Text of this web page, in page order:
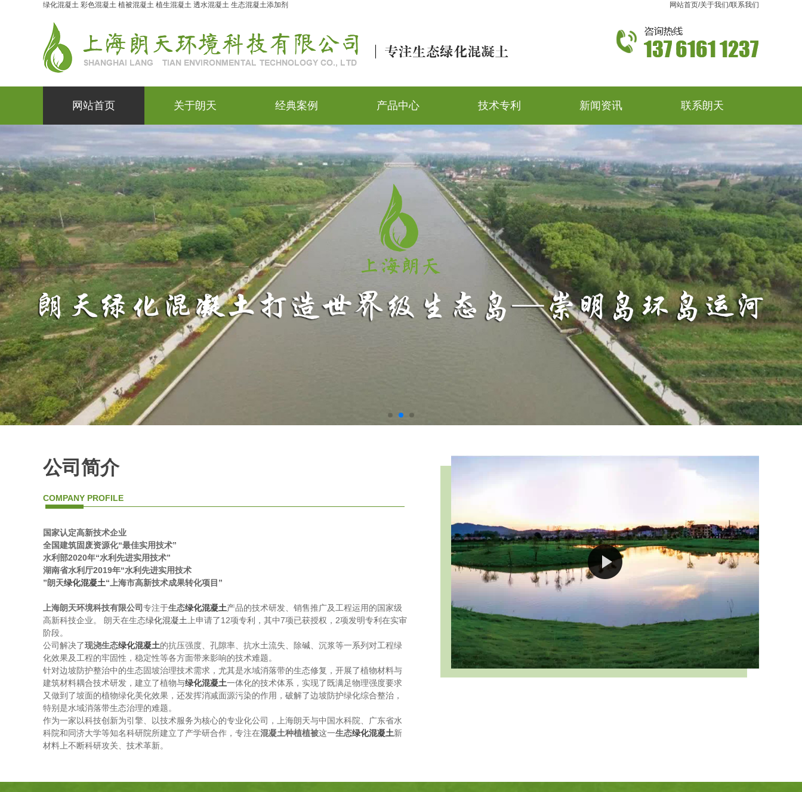
绿化混凝土 彩色混凝土 植被混凝土 植生混凝土 透水混凝土 生态混凝土添加剂 网站首页/关于我们/联系我们
网站首页 关于朗天 经典案例 产品中心 技术专利 新闻资讯 联系朗天
公司简介
COMPANY PROFILE
国家认定高新技术企业
全国建筑固废资源化“最佳实用技术”
水利部2020年“水利先进实用技术”
湖南省水利厅2019年“水利先进实用技术
”朗天绿化混凝土“ 上海市高新技术成果转化项目 ”
上海朗天环境科技有限公司专注于生态绿化混凝土产品的技术研发、销售推广及工程运用的国家级
高新科技企业。 朗天在生态绿化混凝土 上申请了12项专利，其中7项已获授权，2项发明专利在实审
阶段。
公司解决了现浇生态绿化混凝土的抗压强度、孔隙率、抗水土流失、除碱、沉浆等一系列对工程绿
化效果及工程的牢固性，稳定性等各方面带来影响的技术难题。
针对边坡防护整治中的生态固坡治理技术需求，尤其是水域消落带的生态修复，开展了植物材料与
建筑材料耦合技术研发，建立了植物与绿化混凝土一体化的技术体系，实现了既满足物理强度要求
又做到了坡面的植物绿化美化效果，还发挥消减面源污染的作用，破解了边坡防护绿化综合整治，
特别是水域消落带生态治理的难题。
作为一家以科技创新为引擎、以技术服务为核心的专业化公司，上海朗天与中国水科院、广东省水
科院和同济大学等知名科研院所建立了产学研合作，专注在混凝土种植植被这一生态绿化混凝土新
材料上不断科研攻关、技术革新。